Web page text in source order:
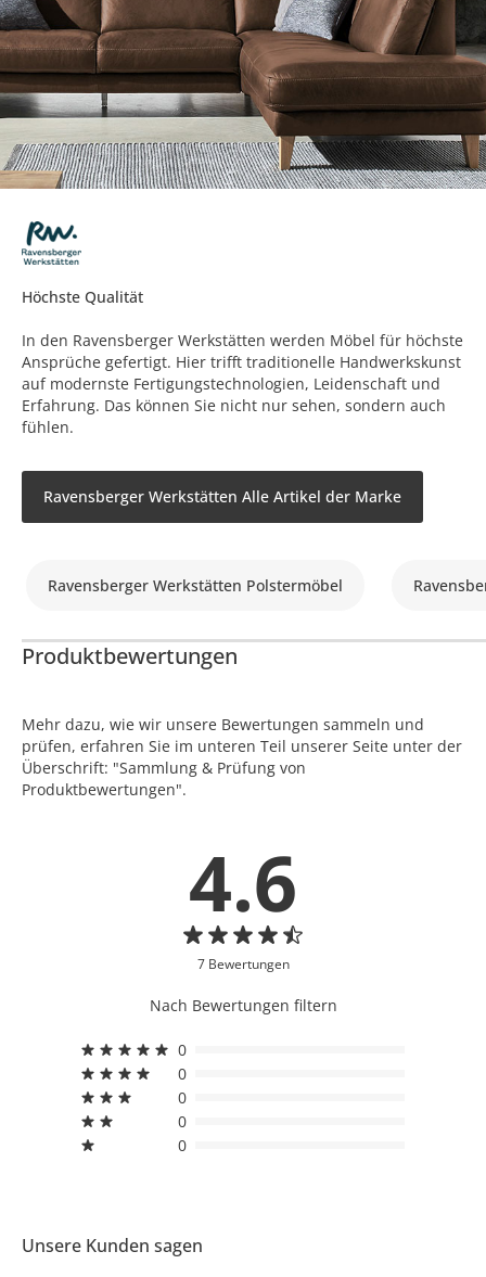
Höchste Qualität
In den Ravensberger Werkstätten werden Möbel für höchste
Ansprüche gefertigt. Hier trifft traditionelle Handwerkskunst
auf modernste Fertigungstechnologien, Leidenschaft und
Erfahrung. Das können Sie nicht nur sehen, sondern auch
fühlen.
Ravensberger Werkstätten Alle Artikel der Marke
Ravensberger Werkstätten Polstermöbel
Produktbewertungen
Mehr dazu, wie wir unsere Bewertungen sammeln und
prüfen, erfahren Sie im unteren Teil unserer Seite unter der
Überschrift: "Sammlung & Prüfung von
Produktbewertungen".
4.6
7 Bewertungen
Nach Bewertungen filtern
0
0
0
0
0
Unsere Kunden sagen